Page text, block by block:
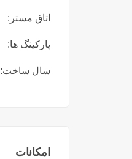
اتاق مستر:
پارکینگ ها:
سال ساخت:
امکانات